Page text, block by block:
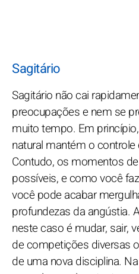
Sagitário
Sagitário não cai
preocupações e nem se
muito tempo. Em
natural mantém o
Contudo, os momentos
possíveis, e como você
você pode acabar
profundezas da angústia.
neste caso é mudar, sair,
de competições diversas
de uma nova disciplina.